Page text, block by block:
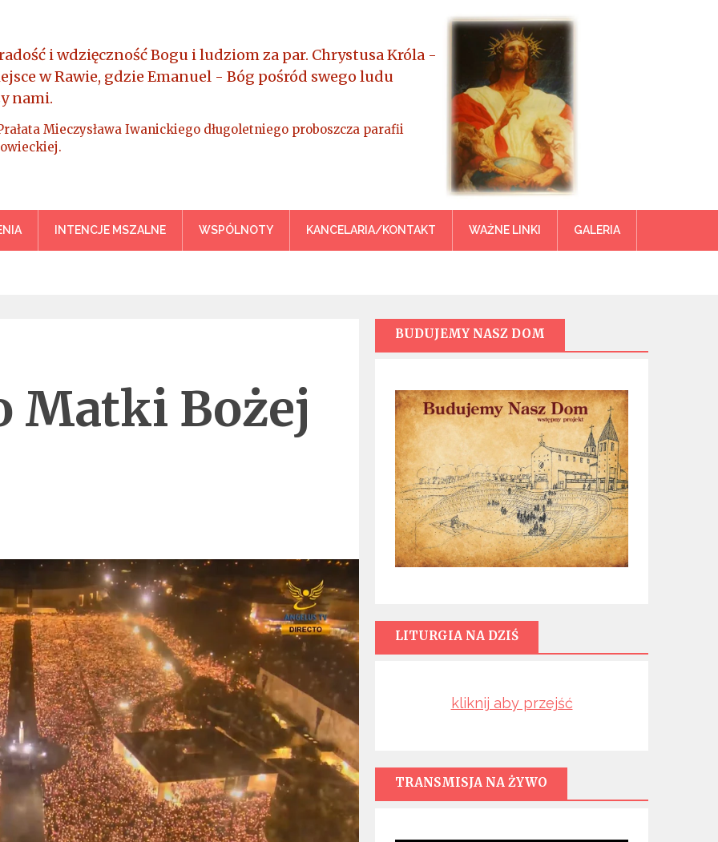
Wszechświata – Rawa Mazowiecka
i wdzięczność Bogu i ludziom za par. Chrystusa Króla -
w Rawie, gdzie Emanuel - Bóg pośród swego ludu
nami.
Mieczysława Iwanickiego długoletniego proboszcza parafii
INTENCJE MSZALNE WSPÓLNOTY KANCELARIA/KONTAKT WAŻNE LINKI GALERIA
Matki Bożej
BUDUJEMY NASZ DOM
LITURGIA NA DZIŚ
kliknij aby przejść
TRANSMISJA NA ŻYWO